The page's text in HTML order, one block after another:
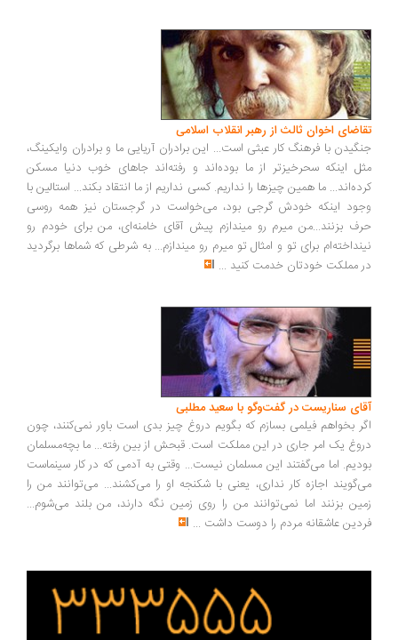
اخوان ثالث از رهبر انقلاب اسلامی
با فرهنگ کار عبثی است... این برادران آریایی ما و برادران وایکینگ،
اینکه سحرخیزتر از ما بوده‌اند و رفته‌اند جاهای خوب دنیا مسکن
ما همین چیزها را نداریم. کسی نداریم از ما انتقاد بکند... استالین با
اینکه خودش گرجی بود، می‌خواست در گرجستان نیز همه روسی
بزنند...من میرم رو میندازم پیش آقای خامنه‌ای، من برای خودم رو
برای تو و امثال تو میرم رو میندازم... به شرطی که شماها برگردید
مملکت خودتان خدمت کنید...
سناریست در گفت‌وگو با سعید مطلبی
بخواهم فیلمی بسازم که بگویم دروغ چیز بدی است باور نمی‌کنند، چون
یک امر جاری در این مملکت است. قبحش از بین رفته... ما بچه‌مسلمان
اما می‌گفتند این مسلمان نیست... وقتی به آدمی که در کار سینماست
اجازه کار نداری، یعنی با شکنجه او را می‌کشند... می‌توانند من را
بزنند اما نمی‌توانند من را روی زمین نگه دارند، من بلند می‌شوم...
عاشقانه مردم را دوست داشت ...